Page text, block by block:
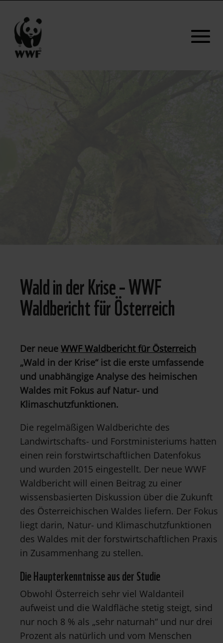
Wald in der Krise – WWF
Waldbericht für Österreich
Der neue WWF Waldbericht für Österreich
„Wald in der Krise“ ist die erste umfassende
und unabhängige Analyse des heimischen
Waldes mit Fokus auf Natur- und
Klimaschutzfunktionen.
Die regelmäßigen Waldberichte des
Landwirtschafts- und Forstministeriums hatten
einen rein forstwirtschaftlichen Datenfokus
und wurden 2015 eingestellt. Der neue WWF
Waldbericht will einen Beitrag zu einer
wissensbasierten Diskussion über die Zukunft
des Österreichischen Waldes liefern. Der Fokus
liegt darin, Natur- und Klimaschutzfunktionen
des Waldes mit der forstwirtschaftlichen Praxis
in Zusammenhang zu stellen.
Die Haupterkenntnisse aus der Studie
Obwohl Österreich sehr viel Waldanteil
aufweist und die Waldfläche stetig steigt, sind
nur noch 8 % als „sehr naturnah“ und nur drei
Prozent als natürlich und vom Menschen